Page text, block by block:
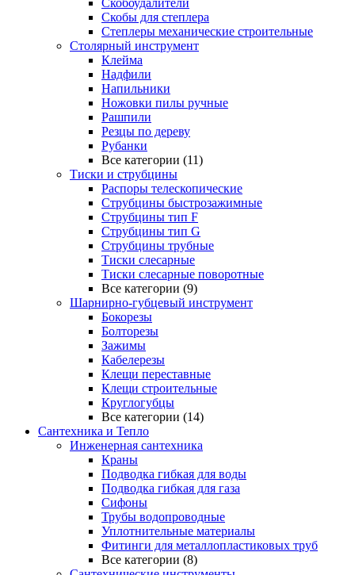
Скобоудалители
Скобы для степлера
Степлеры механические строительные
Столярный инструмент
Клейма
Надфили
Напильники
Ножовки пилы ручные
Рашпили
Резцы по дереву
Рубанки
Все категории (11)
Тиски и струбцины
Распоры телескопические
Струбцины быстрозажимные
Струбцины тип F
Струбцины тип G
Струбцины трубные
Тиски слесарные
Тиски слесарные поворотные
Все категории (9)
Шарнирно-губцевый инструмент
Бокорезы
Болторезы
Зажимы
Кабелерезы
Клещи переставные
Клещи строительные
Круглогубцы
Все категории (14)
Сантехника и Тепло
Инженерная сантехника
Краны
Подводка гибкая для воды
Подводка гибкая для газа
Сифоны
Трубы водопроводные
Уплотнительные материалы
Фитинги для металлопластиковых труб
Все категории (8)